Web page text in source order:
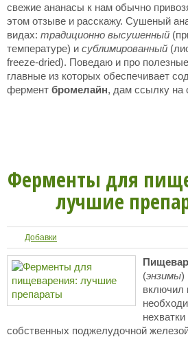
свежие ананасы к нам обычно
этом отзыве и расскажу. Сушеный
видах: традиционно высушенный
температуре) и сублимированный
freeze-dried). Поведаю и про
главные из которых обеспечивает
фермент бромелайн, дам ссылку на
Ферменты для
лучшие
Добавки
(энзимы)
включил
собственных поджелудочной